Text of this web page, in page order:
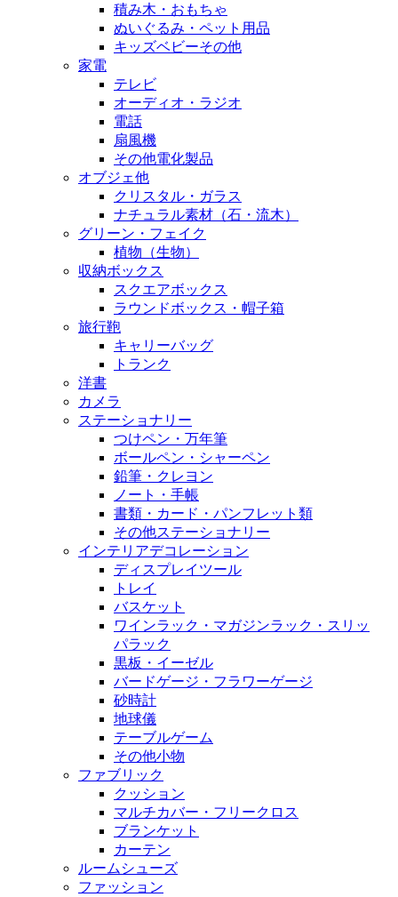
積み木・おもちゃ
ぬいぐるみ・ペット用品
キッズベビーその他
家電
テレビ
オーディオ・ラジオ
電話
扇風機
その他電化製品
オブジェ他
クリスタル・ガラス
ナチュラル素材（石・流木）
グリーン・フェイク
植物（生物）
収納ボックス
スクエアボックス
ラウンドボックス・帽子箱
旅行鞄
キャリーバッグ
トランク
洋書
カメラ
ステーショナリー
つけペン・万年筆
ボールペン・シャーペン
鉛筆・クレヨン
ノート・手帳
書類・カード・パンフレット類
その他ステーショナリー
インテリアデコレーション
ディスプレイツール
トレイ
バスケット
ワインラック・マガジンラック・スリッ
パラック
黒板・イーゼル
バードゲージ・フラワーゲージ
砂時計
地球儀
テーブルゲーム
その他小物
ファブリック
クッション
マルチカバー・フリークロス
ブランケット
カーテン
ルームシューズ
ファッション